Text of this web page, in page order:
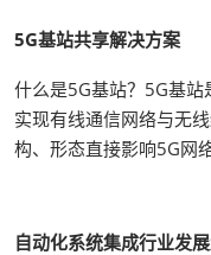
5G基站共享解决方案
什么是5G基站？5G基站
实现有线通信网络与无
构、形态直接影响5G网
自动化系统集成行业发